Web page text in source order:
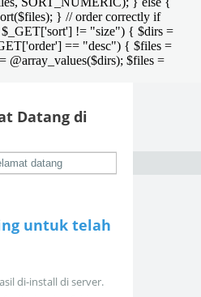
} // order correctly if
!= "size") { $dirs =
== "desc") { $files =
@array_values($dirs); $files =
Datang di
untuk telah
di-install di server.